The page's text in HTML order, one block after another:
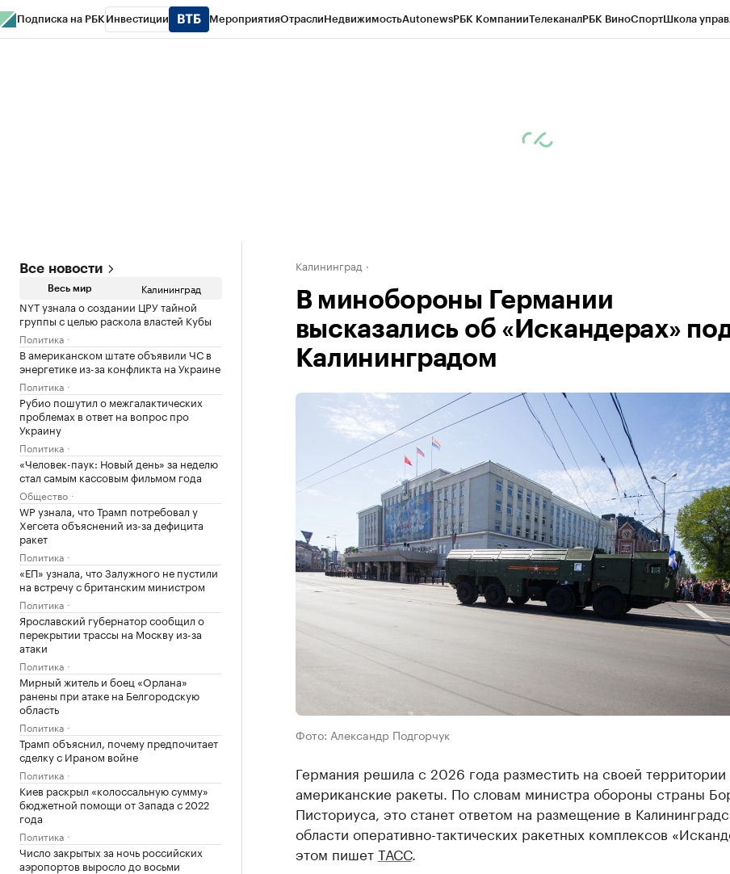
Подписка на РБК Инвестиции МероприятияОтраслиНедвижимостьAutonewsРБК КомпанииТелеканалРБК ВиноСпортШкола
Все новости
Весь мир Калининград
NYT узнала о создании ЦРУ тайной
группы с целью раскола властей Кубы
Политика
В американском штате объявили ЧС в
энергетике из-за конфликта на Украине
Политика
Рубио пошутил о межгалактических
проблемах в ответ на вопрос про
Украину
Политика
«Человек-паук: Новый день» за неделю
стал самым кассовым фильмом года
Общество
WP узнала, что Трамп потребовал у
Хегсета объяснений из-за дефицита
ракет
Политика
«ЕП» узнала, что Залужного не пустили
на встречу с британским министром
Политика
Ярославский губернатор сообщил о
перекрытии трассы на Москву из-за
атаки
Политика
Мирный житель и боец «Орлана»
ранены при атаке на Белгородскую
область
Политика
Трамп объяснил, почему предпочитает
сделку с Ираном войне
Политика
Киев раскрыл «колоссальную сумму»
бюджетной помощи от Запада с 2022
года
Политика
Число закрытых за ночь российских
аэропортов выросло до восьми
Калининград
В минобороны Германии
высказались об «Искандерах»
Калининградом
Фото: Александр Подгорчук
Германия решила с 2026 года разместить на своей территории
американские ракеты. По словам министра обороны страны
Писториуса, это станет ответом на размещение в
области оперативно-тактических ракетных комплексов
этом пишетТАСС.